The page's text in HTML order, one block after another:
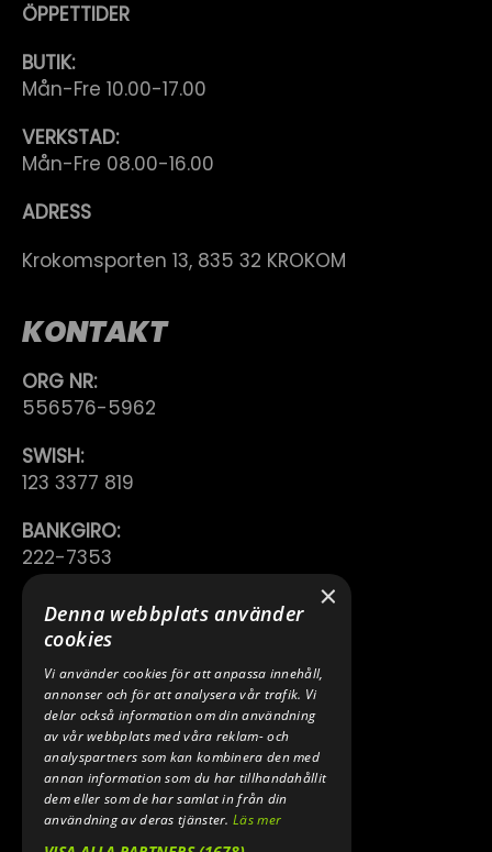
ÖPPETTIDER
BUTIK:
Mån-Fre 10.00-17.00
VERKSTAD:
Mån-Fre 08.00-16.00
ADRESS
Krokomsporten 13, 835 32 KROKOM
KONTAKT
ORG NR:
556576-5962
SWISH:
123 3377 819
BANKGIRO:
222-7353
TELEFON:
0640 200 50
E-POST:
INFO@SPEEDSHOPEN.SE
ÅNGRA MITT KÖP
×
Denna webbplats använder
cookies
Vi använder cookies för att anpassa innehåll,
annonser och för att analysera vår trafik. Vi
delar också information om din användning
av vår webbplats med våra reklam- och
analyspartners som kan kombinera den med
annan information som du har tillhandahållit
dem eller som de har samlat in från din
användning av deras tjänster.Läs mer